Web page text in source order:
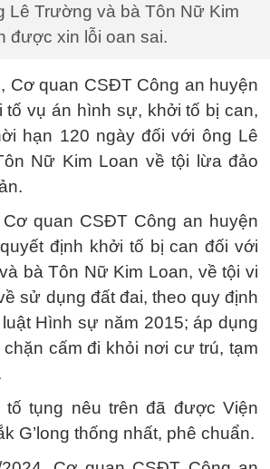
Lê Trường và bà Tôn Nữ Kim
được xin lỗi oan sai.
Cơ quan CSĐT Công an huyện
tố vụ án hình sự, khởi tố bị can,
hạn 120 ngày đối với ông Lê
Nữ Kim Loan về tội lừa đảo
Cơ quan CSĐT Công an huyện
định khởi tố bị can đối với
bà Tôn Nữ Kim Loan, về tội vi
sử dụng đất đai, theo quy định
Hình sự năm 2015; áp dụng
chặn cấm đi khỏi nơi cư trú, tạm
tố tụng nêu trên đã được Viện
G’long thống nhất, phê chuẩn.